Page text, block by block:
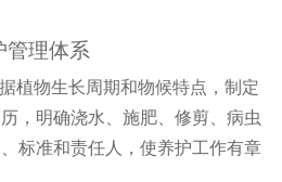
管理体系
植物生长周期和物候特点，制定
，明确浇水、施肥、修剪、病虫
标准和责任人，使养护工作有章